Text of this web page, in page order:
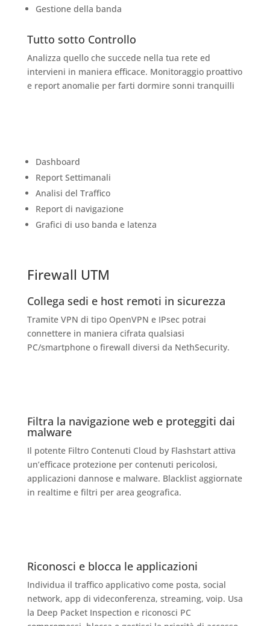
Gestione della banda
Tutto sotto Controllo
Analizza quello che succede nella tua rete ed
intervieni in maniera efficace. Monitoraggio proattivo
e report anomalie per farti dormire sonni tranquilli
Dashboard
Report Settimanali
Analisi del Traffico
Report di navigazione
Grafici di uso banda e latenza
Firewall UTM
Collega sedi e host remoti in sicurezza
Tramite VPN di tipo OpenVPN e IPsec potrai
connettere in maniera cifrata qualsiasi
PC/smartphone o firewall diversi da NethSecurity.
Filtra la navigazione web e proteggiti dai
malware
Il potente Filtro Contenuti Cloud by Flashstart attiva
un’efficace protezione per contenuti pericolosi,
applicazioni dannose e malware. Blacklist aggiornate
in realtime e filtri per area geografica.
Riconosci e blocca le applicazioni
Individua il traffico applicativo come posta, social
network, app di videconferenza, streaming, voip. Usa
la Deep Packet Inspection e riconosci PC